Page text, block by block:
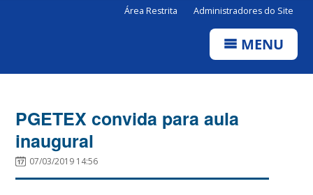
Área Restrita Administradores do Site
MENU
PGETEX convida para aula
inaugural
07/03/2019 14:56